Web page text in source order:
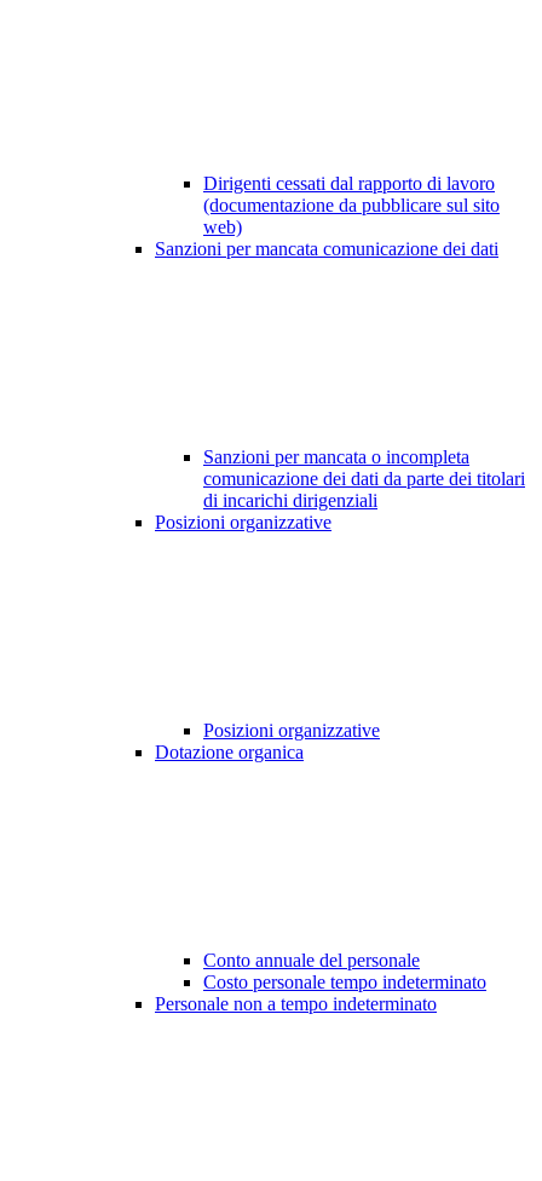
Dirigenti cessati dal rapporto di lavoro
(documentazione da pubblicare sul sito
web)
Sanzioni per mancata comunicazione dei dati
Sanzioni per mancata o incompleta
comunicazione dei dati da parte dei titolari
di incarichi dirigenziali
Posizioni organizzative
Posizioni organizzative
Dotazione organica
Conto annuale del personale
Costo personale tempo indeterminato
Personale non a tempo indeterminato